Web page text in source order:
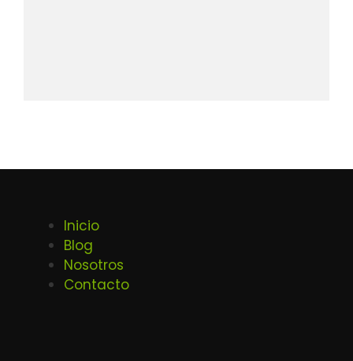
Inicio
Blog
Nosotros
Contacto